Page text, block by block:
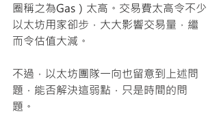
圈稱之為Gas）太高。交易費太高令不少
以太坊用家卻步，大大影響交易量，繼
而令估值大減。
不過，以太坊團隊一向也留意到上述問
題，能否解決這弱點，只是時間的問
題。